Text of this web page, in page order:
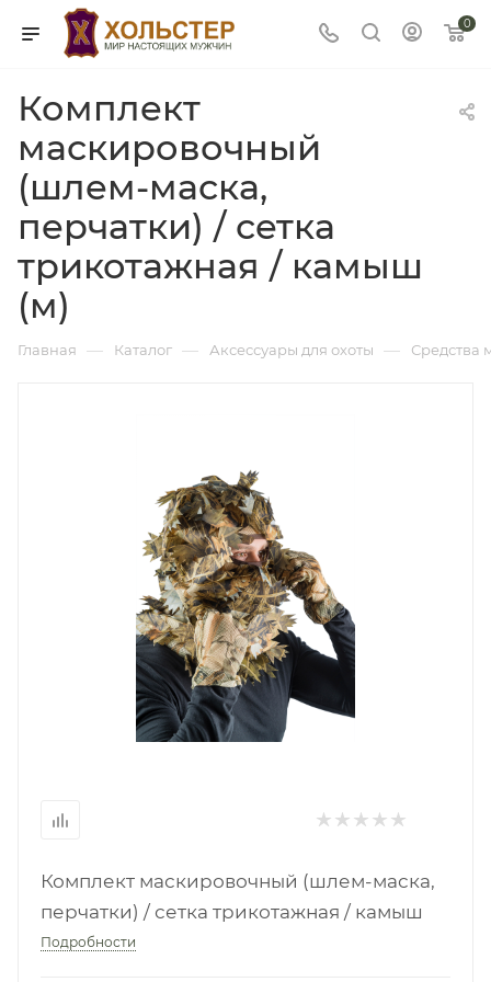
0
Комплект
маскировочный
(шлем-маска,
перчатки) / сетка
трикотажная / камыш
(м)
Главная — Каталог — Аксессуары для охоты — Средства
Комплект маскировочный (шлем-маска,
перчатки) / сетка трикотажная / камыш
Подробности